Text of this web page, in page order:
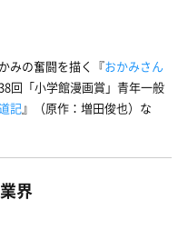
みの奮闘を描く『おかみさん
回「小学館漫画賞」青年一般
記』（原作：増田俊也）な
界